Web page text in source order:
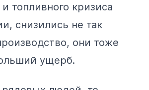
топливного кризиса
снизились не так
они тоже
ущерб.